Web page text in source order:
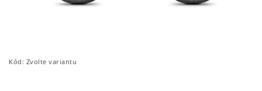
Kód: Zvolte variantu